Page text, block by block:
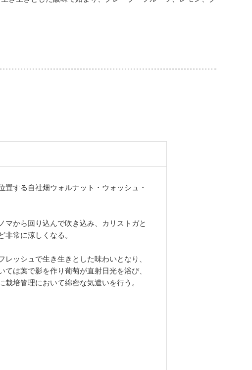
置する自社畑ウォルナット・ウォッシュ・
マから回り込んで吹き込み、カリストガと
非常に涼しくなる。
レッシュで生き生きとした味わいとなり、
ては葉で影を作り葡萄が直射日光を浴び、
栽培管理において綿密な気遣いを行う。